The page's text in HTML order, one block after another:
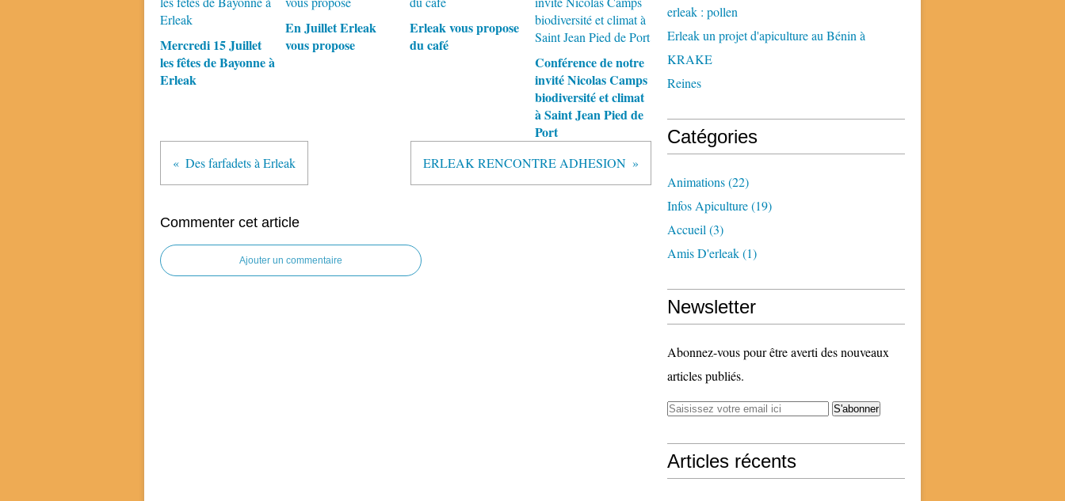
Mercredi 15 Juillet
les fêtes de Bayonne à
Erleak
En Juillet Erleak
vous propose
Erleak vous propose
du café
Conférence de notre
invité Nicolas Camps
biodiversité et climat
à Saint Jean Pied de
Port
Des farfadets à Erleak ERLEAK RENCONTRE ADHESION
Commenter cet article
Ajouter un commentaire
erleak : pollen
Erleak un projet d'apiculture au Bénin à
KRAKE
Reines
Catégories
Animations(22)
Infos Apiculture(19)
Accueil (3)
Amis D'erleak(1)
Newsletter
Abonnez-vous pour être averti des nouveaux
articles publiés.
Articles récents